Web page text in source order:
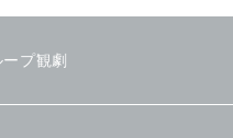
ープ観劇